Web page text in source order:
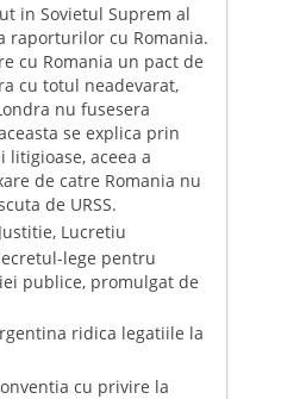
in Sovietul Suprem al
raporturilor cu Romania.
cu Romania un pact de
cu totul neadevarat,
nu fusesera
se explica prin
aceea a
de catre Romania nu
de URSS.
Lucretiu
lege pentru
publice, promulgat de
ridica legatiile la
cu privire la